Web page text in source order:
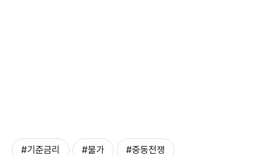
#기준금리 #물가 #중동전쟁